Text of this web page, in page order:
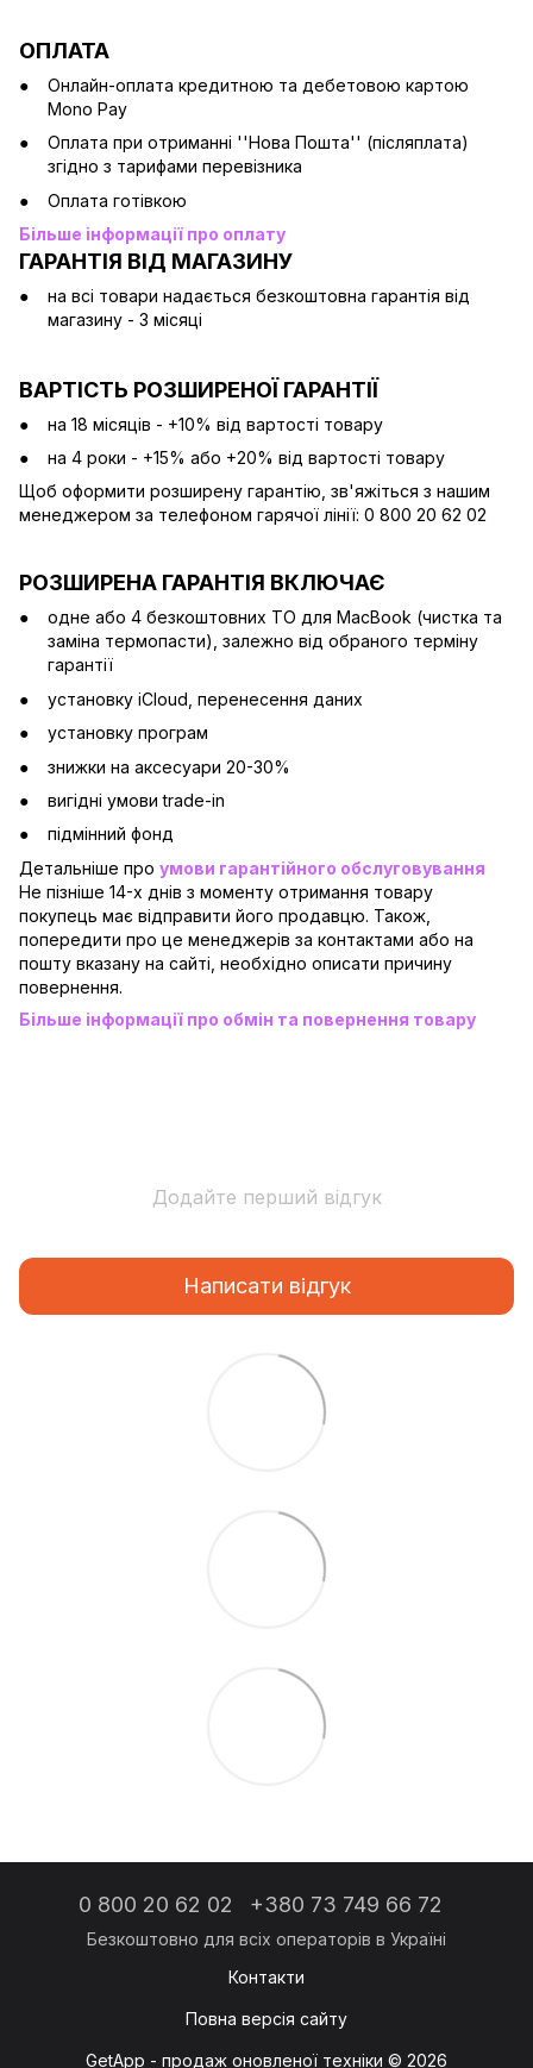
ОПЛАТА
Онлайн-оплата кредитною та дебетовою картою
Mono Pay
Оплата при отриманні ''Нова Пошта'' (післяплата)
згідно з тарифами перевізника
Оплата готівкою
Більше інформації про оплату
ГАРАНТІЯ ВІД МАГАЗИНУ
на всі товари надається безкоштовна гарантія від
магазину - 3 місяці
ВАРТІСТЬ РОЗШИРЕНОЇ ГАРАНТІЇ
на 18 місяців - +10% від вартості товару
на 4 роки - +15% або +20% від вартості товару
Щоб оформити розширену гарантію, зв'яжіться з нашим
менеджером за телефоном гарячої лінії: 0 800 20 62 02
РОЗШИРЕНА ГАРАНТІЯ ВКЛЮЧАЄ
одне або 4 безкоштовних ТО для MacBook (чистка та
заміна термопасти), залежно від обраного терміну
гарантії
установку iCloud, перенесення даних
установку програм
знижки на аксесуари 20-30%
вигідні умови trade-in
підмінний фонд
Детальніше про умови гарантійного обслуговування
Не пізніше 14-х днів з моменту отримання товару
покупець має відправити його продавцю. Також,
попередити про це менеджерів за контактами або на
пошту вказану на сайті, необхідно описати причину
повернення.
Більше інформації про обмін та повернення товару
Додайте перший відгук
Написати відгук
0 800 20 62 02 +380 73 749 66 72
Контакти
Повна версія сайту
GetApp - продаж оновленої техніки © 2026